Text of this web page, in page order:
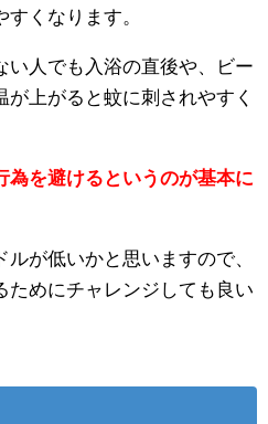
くなります。
い人でも入浴の直後や、ビー
上がると蚊に刺されやすく
為を避けるというのが基本に
が低いかと思いますので、
ためにチャレンジしても良い